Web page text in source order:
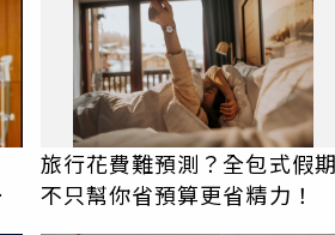
旅行花費難預測？全包式假
不只幫你省預算更省精力！